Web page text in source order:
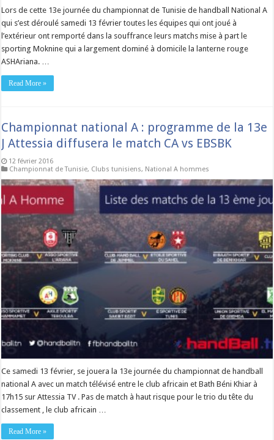
Lors de cette 13e journée du championnat de Tunisie de handball National A
qui s’est déroulé samedi 13 février toutes les équipes qui ont joué à
l’extérieur ont remporté dans la souffrance leurs matchs mise à part le
sporting Moknine qui a largement dominé à domicile la lanterne rouge
ASHAriana. …
Read More »
Championnat national A : programme de la 13e
J Attessia diffusera le match CA vs EBSBK
12 février 2016
Championnat de Tunisie, Clubs tunisiens, National A hommes
Ce samedi 13 février, se jouera la 13e journée du championnat de handball
national A avec un match télévisé entre le club africain et Bath Béni Khiar à
17h15 sur Attessia TV . Pas de match à haut risque pour le trio du tête du
classement , le club africain …
Read More »